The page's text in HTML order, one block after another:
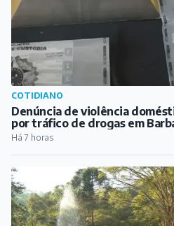
COTIDIANO
Denúncia de violência
por tráfico de drogas em
Há 7 horas